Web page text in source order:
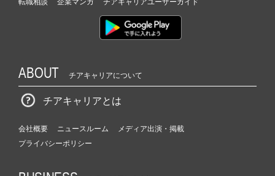
転職相談
企業マンガ チアキャリアユーザーガイド
ABOUT チアキャリアについて
チアキャリアとは
会社概要 ニュースルーム
メディア出演・掲載
プライバシーポリシー